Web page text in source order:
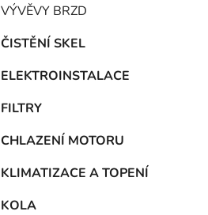
VÝVĚVY BRZD
ČISTĚNÍ SKEL
ELEKTROINSTALACE
FILTRY
CHLAZENÍ MOTORU
KLIMATIZACE A TOPENÍ
KOLA